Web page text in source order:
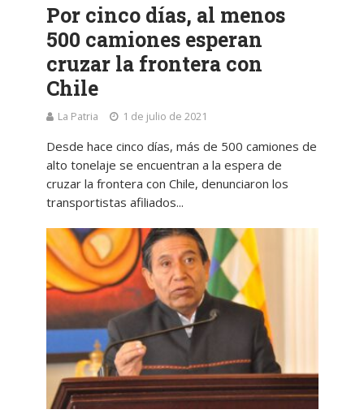
Por cinco días, al menos
500 camiones esperan
cruzar la frontera con
Chile
La Patria 1 de julio de 2021
Desde hace cinco días, más de 500 camiones de
alto tonelaje se encuentran a la espera de
cruzar la frontera con Chile, denunciaron los
transportistas afiliados...